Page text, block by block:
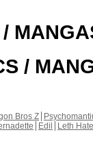
/
Bros Z
Edil
Leth Hate